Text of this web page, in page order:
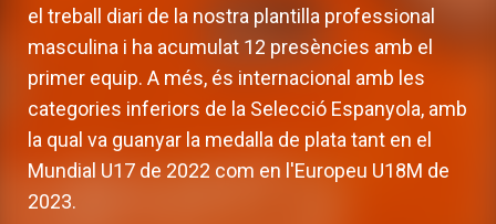
el treball diari de la nostra plantilla professional
masculina i ha acumulat 12 presències amb el
primer equip. A més, és internacional amb les
categories inferiors de la Selecció Espanyola, amb
la qual va guanyar la medalla de plata tant en el
Mundial U17 de 2022 com en l'Europeu U18M de
2023.Valencia Basket incorpora a Oumar